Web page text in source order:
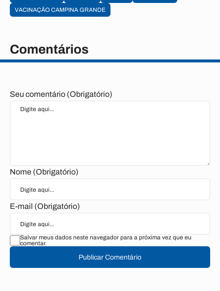
VACINAÇÃO CAMPINA GRANDE
Comentários
Seu comentário (Obrigatório)
Nome (Obrigatório)
E-mail (Obrigatório)
Salvar meus dados neste navegador para a próxima vez que eu
comentar.
Publicar Comentário